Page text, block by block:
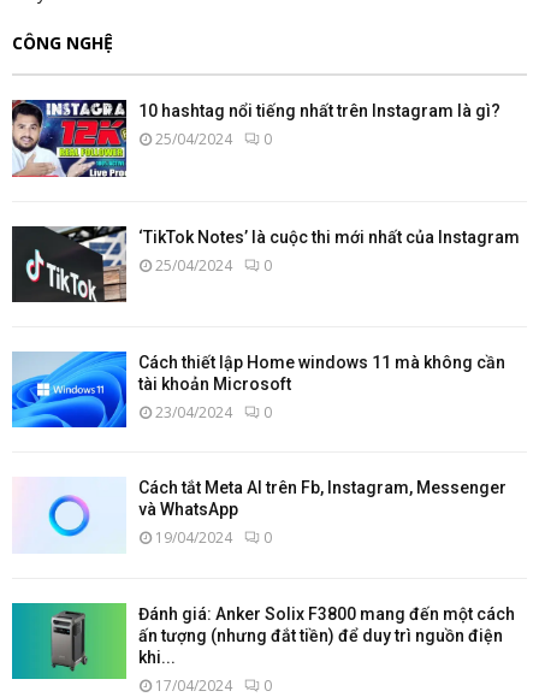
CÔNG NGHỆ
10 hashtag nổi tiếng nhất trên Instagram là gì?
25/04/2024 0
‘TikTok Notes’ là cuộc thi mới nhất của Instagram
25/04/2024 0
Cách thiết lập Home windows 11 mà không cần
tài khoản Microsoft
23/04/2024 0
Cách tắt Meta AI trên Fb, Instagram, Messenger
và WhatsApp
19/04/2024 0
Đánh giá: Anker Solix F3800 mang đến một cách
ấn tượng (nhưng đắt tiền) để duy trì nguồn điện
khi...
17/04/2024 0